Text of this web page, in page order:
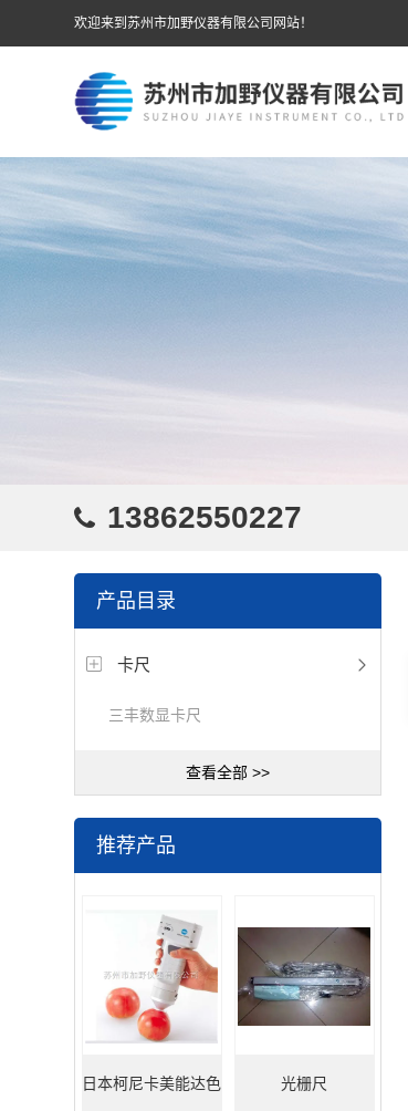
欢迎来到苏州市加野仪器有限公司网站！
13862550227
产品目录
卡尺
三丰数显卡尺
查看全部 >>
推荐产品
日本柯尼卡美能达色 光栅尺